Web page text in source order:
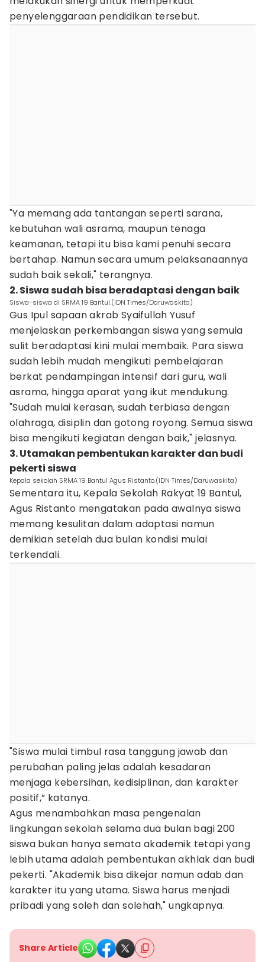
penyelenggaraan pendidikan tersebut.
"Ya memang ada tantangan seperti sarana,
kebutuhan wali asrama, maupun tenaga
keamanan, tetapi itu bisa kami penuhi secara
bertahap. Namun secara umum pelaksanaannya
sudah baik sekali," terangnya.
2. Siswa sudah bisa beradaptasi dengan baik
Siswa-siswa di SRMA 19 Bantul.(IDN Times/Daruwaskita)
Gus Ipul sapaan akrab Syaifullah Yusuf
menjelaskan perkembangan siswa yang semula
sulit beradaptasi kini mulai membaik. Para siswa
sudah lebih mudah mengikuti pembelajaran
berkat pendampingan intensif dari guru, wali
asrama, hingga aparat yang ikut mendukung.
"Sudah mulai kerasan, sudah terbiasa dengan
olahraga, disiplin dan gotong royong. Semua siswa
bisa mengikuti kegiatan dengan baik," jelasnya.
3. Utamakan pembentukan karakter dan budi
pekerti siswa
‎Kepala sekolah SRMA 19 Bantul Agus Ristanto.(IDN Times/Daruwaskita)
Sementara itu, Kepala Sekolah Rakyat 19 Bantul,
Agus Ristanto mengatakan pada awalnya siswa
memang kesulitan dalam adaptasi namun
demikian setelah dua bulan kondisi mulai
terkendali.
‎"Siswa mulai timbul rasa tanggung jawab dan
perubahan paling jelas adalah kesadaran
menjaga kebersihan, kedisiplinan, dan karakter
positif,” katanya.
Agus menambahkan masa pengenalan
lingkungan sekolah selama dua bulan bagi 200
siswa bukan hanya semata akademik tetapi yang
lebih utama adalah pembentukan akhlak dan budi
pekerti. "Akademik bisa dikejar namun adab dan
karakter itu yang utama. Siswa harus menjadi
pribadi yang soleh dan solehah," ungkapnya.
Share Article